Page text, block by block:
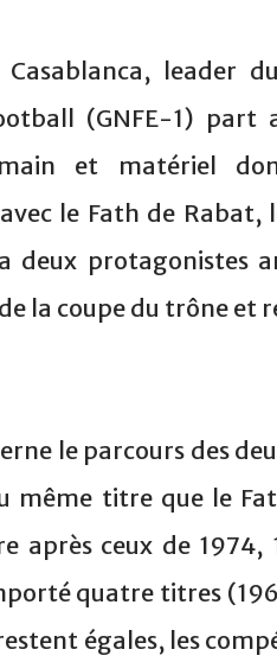
leader
(GNFE-1) part
et matériel
le Fath de
deux protagonistes
la coupe du trône et
le parcours des
même titre que le
après ceux de
quatre titres
égales, les